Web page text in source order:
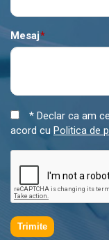
*
Mesaj
* Declar ca am
acord cu Politica de
Trimite